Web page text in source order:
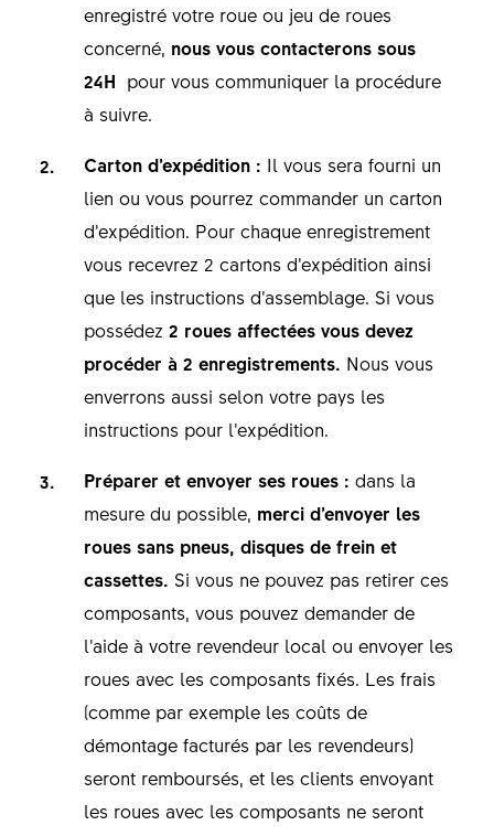
enregistré votre roue ou jeu de roues
concerné, nous vous contacterons sous
24H pour vous communiquer la procédure
à suivre.
Carton d’expédition : Il vous sera fourni un
lien ou vous pourrez commander un carton
d’expédition. Pour chaque enregistrement
vous recevrez 2 cartons d’expédition ainsi
que les instructions d’assemblage. Si vous
possédez 2 roues affectées vous devez
procéder à 2 enregistrements. Nous vous
enverrons aussi selon votre pays les
instructions pour l’expédition.
Préparer et envoyer ses roues : dans la
mesure du possible, merci d’envoyer les
roues sans pneus, disques de frein et
cassettes. Si vous ne pouvez pas retirer ces
composants, vous pouvez demander de
l’aide à votre revendeur local ou envoyer les
roues avec les composants fixés. Les frais
(comme par exemple les coûts de
démontage facturés par les revendeurs)
seront remboursés, et les clients envoyant
les roues avec les composants ne seront